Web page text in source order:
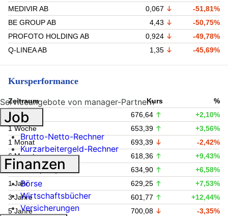
MEDIVIR AB
0,067
-51,81%
BE GROUP AB
4,43
-50,75%
PROFOTO HOLDING AB
0,924
-49,78%
Q-LINEA AB
1,35 -45,69%
Kursperformance
Zeitraum Kurs
%
1 Tag
676,64
+2,10%
1 Woche
653,39
+3,56%
1 Monat
693,39
-2,42%
6 Monate
618,36
+9,43%
Lfd. Jahr (YTD)
634,90
+6,58%
1 Jahr
629,25
+7,53%
3 Jahre
601,77
+12,44%
5 Jahre
700,08 -3,35%
Serviceangebote von manager-Partnern
Job
Brutto-Netto-Rechner
Kurzarbeitergeld-Rechner
Finanzen
Börse
Wirtschaftsbücher
Versicherungen